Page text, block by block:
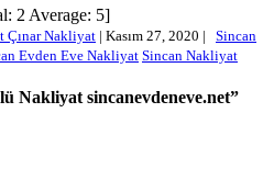
2 Average: 5]
Çınar Nakliyat | Kasım 27, 2020 |
Sincan
Evden Eve Nakliyat Sincan Nakliyat
Nakliyat sincanevdeneve.net”